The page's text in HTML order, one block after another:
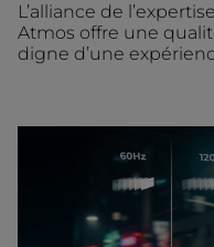
L’alliance de
Atmos offre une
digne d’une